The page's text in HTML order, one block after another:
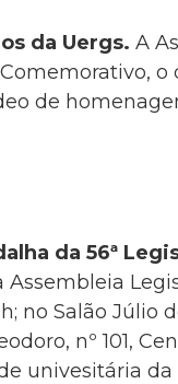
da Uergs. A
de
da 56ª
no Salão Júlio
nº 101,
univesitária da